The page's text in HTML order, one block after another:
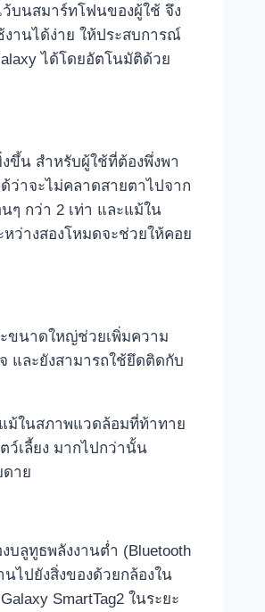
ว้บนสมาร์ทโฟนของผู้ใช้ จึง
านได้ง่าย ให้ประสบการณ์
ได้โดยอัตโนมัติด้วย
ขึ้น สำหรับผู้ใช้ที่ต้องพึ่งพา
ว่าจะไม่คลาดสายตาไปจาก
ๆ กว่า 2 เท่า และแม้ใน
ว่างสองโหมดจะช่วยให้คอย
ะขนาดใหญ่ช่วยเพิ่มความ
และยังสามารถใช้ยึดติดกับ
ม้ในสภาพแวดล้อมที่ท้าทาย
ว์เลี้ยง มากไปกว่านั้น
ดาย
บลูทูธพลังงานต่ำ (Bluetooth
นไปยังสิ่งของด้วยกล้องใน
SmartTag2 ในระยะ